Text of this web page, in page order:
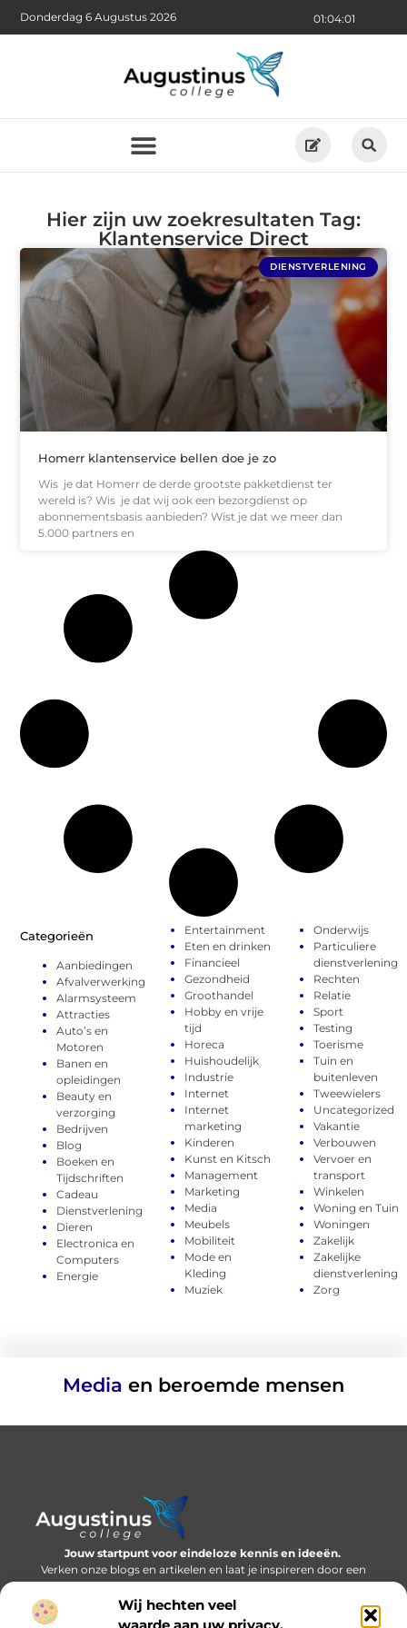
Wij hechten veel
waarde aan uw privacy.
01:04:02
Donderdag 6 Augustus 2026
Hier zijn uw zoekresultaten Tag:
Klantenservice Direct
DIENSTVERLENING
Homerr klantenservice bellen doe je zo
Wis je dat Homerr de derde grootste pakketdienst ter
wereld is? Wis je dat wij ook een bezorgdienst op
abonnementsbasis aanbieden? Wist je dat we meer dan
5.000 partners en
Categorieën
Aanbiedingen
Afvalverwerking
Alarmsysteem
Attracties
Auto’s en
Motoren
Banen en
opleidingen
Beauty en
verzorging
Bedrijven
Blog
Boeken en
Tijdschriften
Cadeau
Dienstverlening
Dieren
Electronica en
Computers
Energie
Entertainment
Eten en drinken
Financieel
Gezondheid
Groothandel
Hobby en vrije
tijd
Horeca
Huishoudelijk
Industrie
Internet
Internet
marketing
Kinderen
Kunst en Kitsch
Management
Marketing
Media
Meubels
Mobiliteit
Mode en
Kleding
Muziek
Onderwijs
Particuliere
dienstverlening
Rechten
Relatie
Sport
Testing
Toerisme
Tuin en
buitenleven
Tweewielers
Uncategorized
Vakantie
Verbouwen
Vervoer en
transport
Winkelen
Woning en Tuin
Woningen
Zakelijk
Zakelijke
dienstverlening
Zorg
Media en beroemde mensen
Jouw startpunt voor eindeloze kennis en ideeën.
Verken onze blogs en artikelen en laat je inspireren door een
wereld vol inzichten.
Bericht categorie